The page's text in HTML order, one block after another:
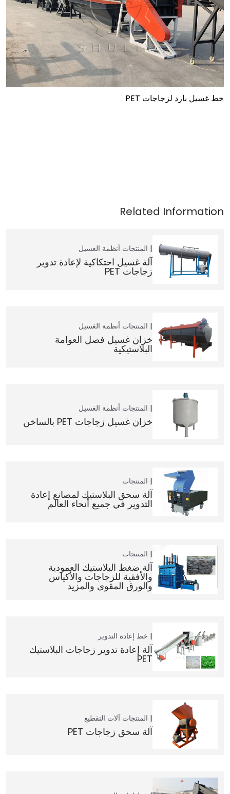
خط غسيل بارد لزجاجات PET
المنتجات أنظمة الغسيل
آلة غسيل احتكاكية لإعادة تدوير
زجاجات PET
المنتجات أنظمة الغسيل
خزان غسيل فصل العوامة
البلاستيكية
المنتجات أنظمة الغسيل
خزان غسيل زجاجات PET بالساخن
المنتجات
آلة سحق البلاستيك لمصانع إعادة
التدوير في جميع أنحاء العالم
المنتجات
آلة ضغط البلاستيك العمودية
والأفقية للزجاجات والأكياس
والورق المقوى والمزيد
خط إعادة التدوير
آلة إعادة تدوير زجاجات البلاستيك
PET
المنتجات آلات التقطيع
آلة سحق زجاجات PET